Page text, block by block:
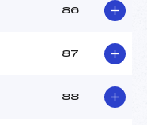
86
87
88